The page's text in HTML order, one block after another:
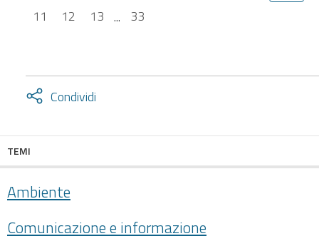
11
12 13 ... 33
Condividi
Attiva
TEMI
Ambiente
Comunicazione e informazione